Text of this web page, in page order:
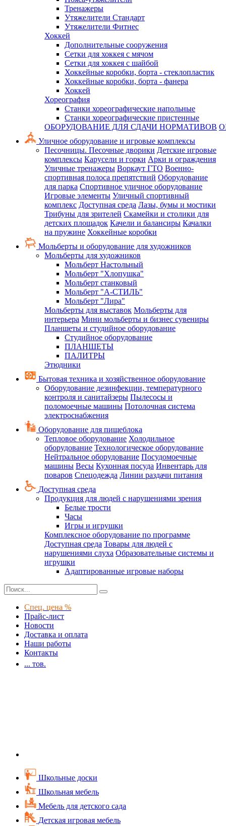
Тренажеры
Утяжелители Стандарт
Утяжелители Фитнес
Хоккей
Дополнительные сооружения
Сетки для хоккея с мячом
Сетки для хоккея с шайбой
Хоккейные коробки, борта - стеклопластик
Хоккейные коробки, борта - фанера
Хоккей
Хореография
Станки хореографические напольные
Станки хореографические пристенные
ОБОРУДОВАНИЕ ДЛЯ СДАЧИ НОРМАТИВОВ
Уличное оборудование и игровые комплексы
Песочницы. Песочные дворики Детские игровые
комплексы Карусели и горки Арки и ограждения
Уличные тренажеры Воркаут ГТО Военно-
спортивная полоса препятствий Оборудование
для парка Спортивное уличное оборудование
Игровые элементы Уличный спортивный
комплекс Доступная среда Лазы, бумы и мостики
Трибуны для зрителей Скамейки и столики для
детских площадок Качели и балансиры Качалки
на пружине Хоккейные коробки
Мольберты и оборудование для художников
Мольберты для художников
Мольберт Настольный
Мольберт "Хлопушка"
Мольберт станковый
Мольберт "А-СТИЛЬ"
Мольберт "Лира"
Мольберты для выставок Мольберты для
интерьера Мини мольберты и бизнес сувениры
Планшеты и студийное оборудование
Студийное оборудование
ПЛАНШЕТЫ
ПАЛИТРЫ
Этюдники
Бытовая техника и хозяйственное оборудование
Оборудование дезинфекции, температурного
контроля и санитайзеры Пылесосы и
поломоечные машины Потолочная система
электроснабжения
Оборудование для пищеблока
Тепловое оборудование Холодильное
оборудование Технологическое оборудование
Нейтральное оборудование Посудомоечные
машины Весы Кухонная посуда Инвентарь для
поваров Спецодежда Линии раздачи питания
Доступная среда
Продукция для людей с нарушениями зрения
Белые трости
Часы
Игры и игрушки
Комплексное оборудование по программе
Доступная среда Товары для людей с
нарушениями слуха Образовательные системы и
игрушки
Адаптированные игровые наборы
Спец. цена %
Прайс-лист
Новости
Доставка и оплата
Наши работы
Контакты
... тов.
Школьные доски
Школьная мебель
Мебель для детского сада
Детская игровая мебель